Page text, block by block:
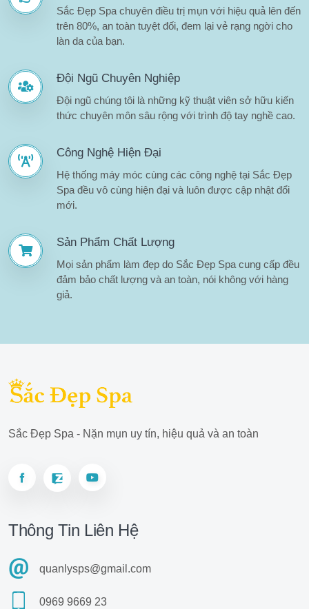
Sắc Đẹp Spa chuyên điều trị mụn với hiệu quả lên đến
trên 80%, an toàn tuyệt đối, đem lại vẻ rạng ngời cho
làn da của bạn.
Đội Ngũ Chuyên Nghiệp
Đội ngũ chúng tôi là những kỹ thuật viên sở hữu kiến
thức chuyên môn sâu rộng với trình độ tay nghề cao.
Công Nghệ Hiện Đại
Hệ thống máy móc cùng các công nghệ tại Sắc Đẹp
Spa đều vô cùng hiện đại và luôn được cập nhật đổi
mới.
Sản Phẩm Chất Lượng
Mọi sản phẩm làm đẹp do Sắc Đẹp Spa cung cấp đều
đảm bảo chất lượng và an toàn, nói không với hàng
giả.
Sắc Đẹp Spa - Nặn mụn uy tín, hiệu quả và an toàn
Thông Tin Liên Hệ
quanlysps@gmail.com
0969 9669 23